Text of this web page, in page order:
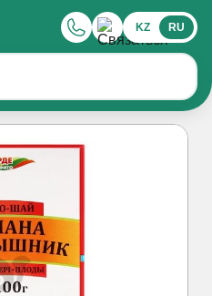
KZ RU